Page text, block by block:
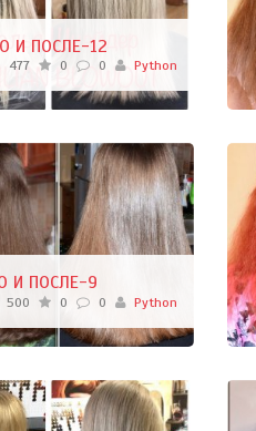
И ПОСЛЕ-12
477 0 0 Python
И ПОСЛЕ-9
500 0 0 Python